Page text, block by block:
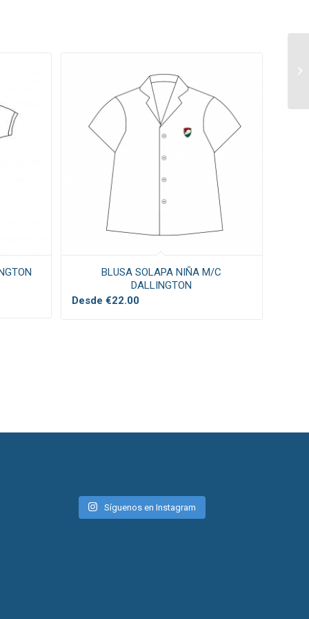
BLUSA SOLAPA NIÑA M/C
DALLINGTON
Desde €22.00
Síguenos en Instagram